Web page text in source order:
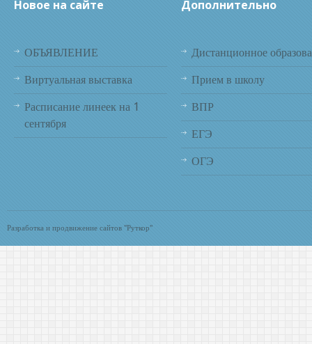
Новое на сайте
ОБЪЯВЛЕНИЕ
Виртуальная выставка
Расписание линеек на 1
сентября
Дополнительно
Дистанционное
Прием в школу
ВПР
ЕГЭ
ОГЭ
Разработка и продвижение сайтов "Руткор"